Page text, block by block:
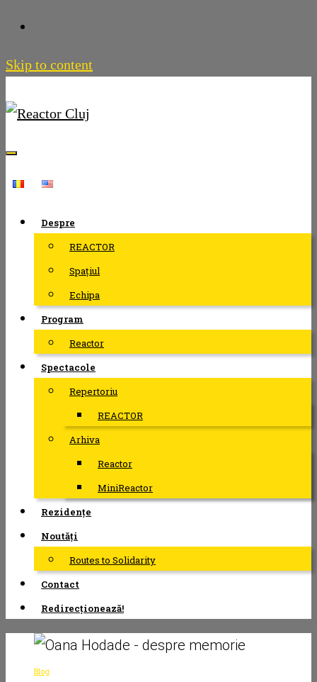
Skip to content
Despre
REACTOR
Spațiul
Echipa
Program
Reactor
Spectacole
Repertoriu
REACTOR
Arhiva
Reactor
MiniReactor
Rezidențe
Noutăți
Routes to Solidarity
Contact
Redirecționează!
Blog